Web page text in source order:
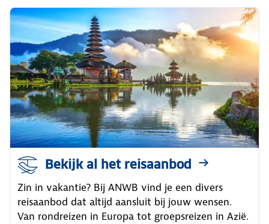
Bekijk al het reisaanbod
Zin in vakantie? Bij ANWB vind je een divers
reisaanbod dat altijd aansluit bij jouw wensen.
Van rondreizen in Europa tot groepsreizen in Azië.